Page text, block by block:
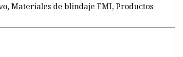
Materiales de blindaje EMI, Productos